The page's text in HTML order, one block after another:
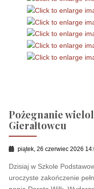
Pożegnanie
Gierałtowcu
piątek, 26 czerwiec 2026
Dzisiaj w Szkole
uroczyste zakończenie